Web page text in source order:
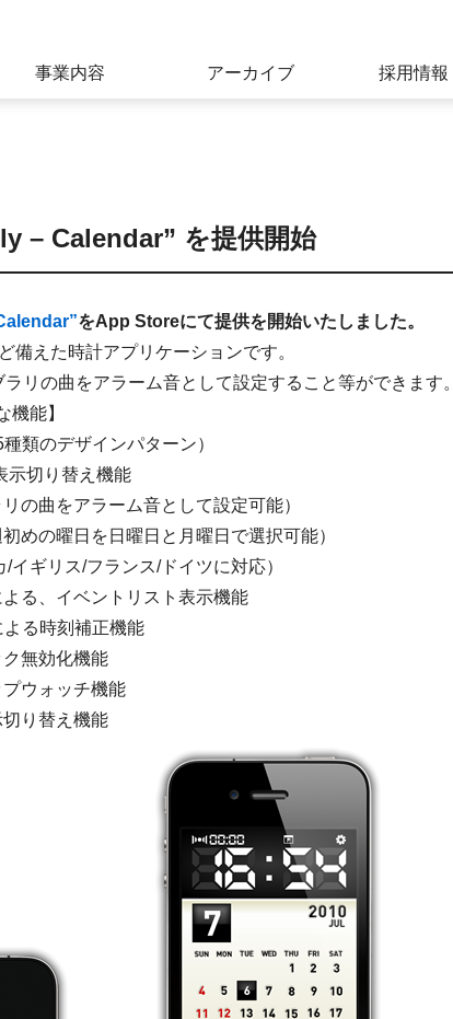
事業内容 アーカイブ 採用情報
– Calendar” を提供開始
をApp Storeにて提供を開始いたしました。
備えた時計アプリケーションです。
リの曲をアラーム音として設定すること等ができます。
機能】
類のデザインパターン）
示切り替え機能
の曲をアラーム音として設定可能）
めの曜日を日曜日と月曜日で選択可能）
イギリス/フランス/ドイツに対応）
る、イベントリスト表示機能
よる時刻補正機能
ク無効化機能
プウォッチ機能
切り替え機能